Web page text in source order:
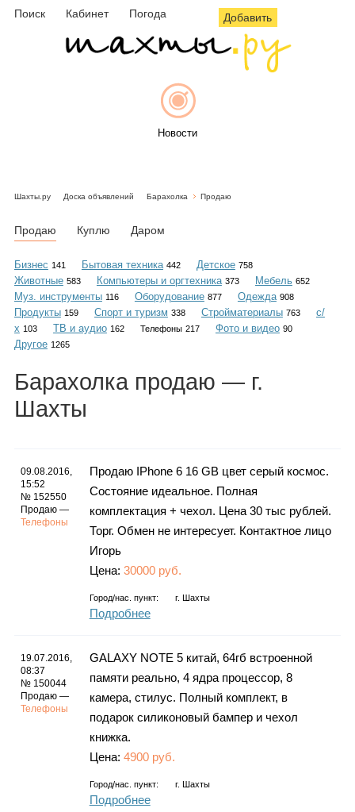
Поиск Кабинет Погода Добавить
Новости
Объявления
Гороскоп
Фотогалерея
Шахты.ру Доска объявлений Барахолка Продаю
Продаю Куплю Даром
Бизнес 141 Бытовая техника 442 Детское 758
Животные 583 Компьютеры и оргтехника 373 Мебель 652
Муз. инструменты 116 Оборудование 877 Одежда 908
Продукты 159 Спорт и туризм 338 Стройматериалы 763
с/
х 103 ТВ и аудио 162 Телефоны 217 Фото и видео 90
Другое 1265
Барахолка продаю — г.
Шахты
09.08.2016,
15:52
№ 152550
Продаю —
Телефоны
Продаю IPhone 6 16 GB цвет серый космос.
Состояние идеальное. Полная
комплектация + чехол. Цена 30 тыс рублей.
Торг. Обмен не интересует. Контактное лицо
Игорь
Цена: 30000 руб.
Город/нас. пункт: г. Шахты
Подробнее
19.07.2016,
08:37
№ 150044
Продаю —
Телефоны
GALAXY NOTE 5 китай, 64гб встроенной
памяти реально, 4 ядра процессор, 8
камера, стилус. Полный комплект, в
подарок силиконовый бампер и чехол
книжка.
Цена: 4900 руб.
Город/нас. пункт: г. Шахты
Подробнее